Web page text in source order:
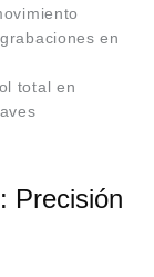
en
total en
Precisión